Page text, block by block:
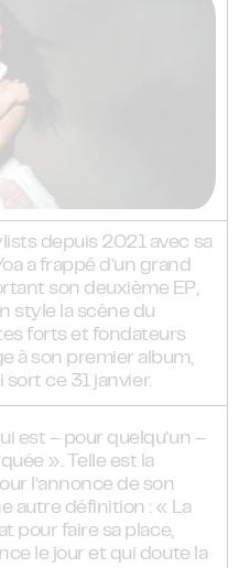
depuis 2021 avec sa
a frappé d’un grand
son deuxième EP,
style la scène du
forts et fondateurs
à son premier album,
sort ce 31 janvier.
est – pour quelqu’un –
». Telle est la
l’annonce de son
autre définition : « La
pour faire sa place,
le jour et qui doute la